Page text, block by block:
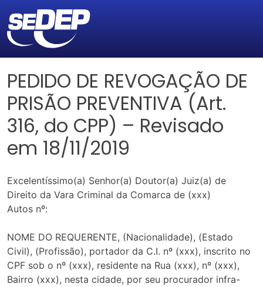
PEDIDO DE REVOGAÇÃO DE
PRISÃO PREVENTIVA (Art.
316, do CPP) – Revisado
em 18/11/2019
Excelentíssimo(a) Senhor(a) Doutor(a) Juiz(a) de
Direito da Vara Criminal da Comarca de (xxx)
Autos nº:
NOME DO REQUERENTE, (Nacionalidade), (Estado
Civil), (Profissão), portador da C.I. nº (xxx), inscrito no
CPF sob o nº (xxx), residente na Rua (xxx), nº (xxx),
Bairro (xxx), nesta cidade, por seu procurador infra-